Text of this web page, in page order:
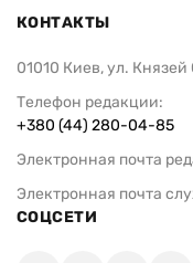
КОНТАКТЫ
01010 Киев, ул.
Телефон редакции:
+380 (44) 280-04-85
Электронная почта
Электронная почта
СОЦСЕТИ